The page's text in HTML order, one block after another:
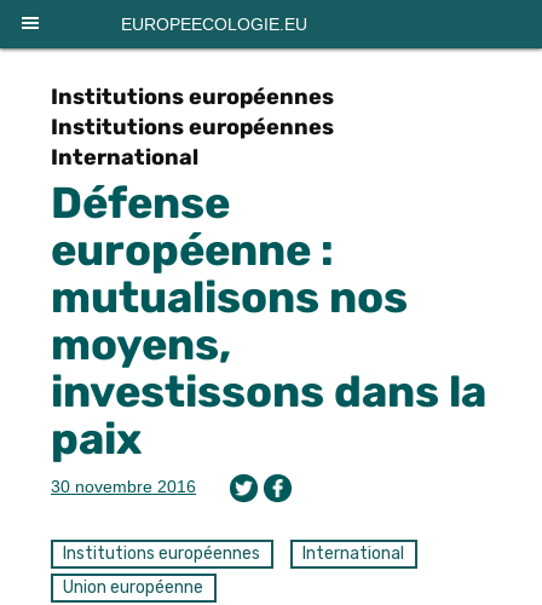
EUROPEECOLOGIE.EU
Institutions européennes
Institutions européennes
International
Défense
européenne :
mutualisons nos
moyens,
investissons dans la
paix
30 novembre 2016
Institutions européennes
International
Union européenne